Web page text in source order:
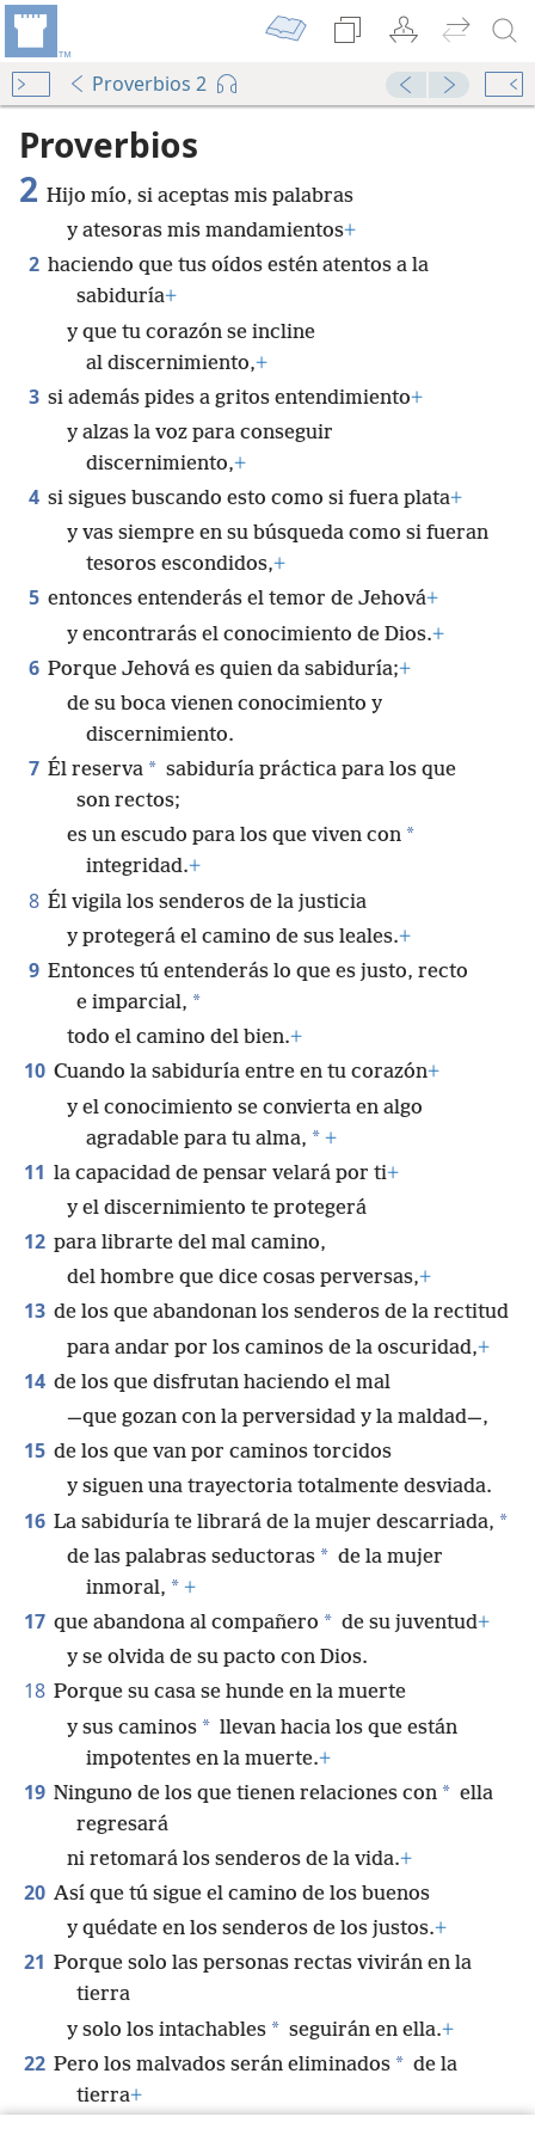
Proverbios 2
Proverbios
2 Hijo mío, si aceptas mis palabras
y atesoras mis mandamientos+
2 haciendo que tus oídos estén atentos a la
sabiduría+
y que tu corazón se incline
al discernimiento,+
3 si además pides a gritos entendimiento+
y alzas la voz para conseguir
discernimiento,+
4 si sigues buscando esto como si fuera plata+
y vas siempre en su búsqueda como si fueran
tesoros escondidos,+
5 entonces entenderás el temor de Jehová+
y encontrarás el conocimiento de Dios.+
6 Porque Jehová es quien da sabiduría;+
de su boca vienen conocimiento y
discernimiento.
7 Él reserva * sabiduría práctica para los que
son rectos;
es un escudo para los que viven con *
integridad.+
8 Él vigila los senderos de la justicia
y protegerá el camino de sus leales.+
9 Entonces tú entenderás lo que es justo, recto
e imparcial, *
todo el camino del bien.+
10 Cuando la sabiduría entre en tu corazón+
y el conocimiento se convierta en algo
agradable para tu alma, * +
11 la capacidad de pensar velará por ti+
y el discernimiento te protegerá
12 para librarte del mal camino,
del hombre que dice cosas perversas,+
13 de los que abandonan los senderos de la rectitud
para andar por los caminos de la oscuridad,+
14 de los que disfrutan haciendo el mal
—que gozan con la perversidad y la maldad—,
15 de los que van por caminos torcidos
y siguen una trayectoria totalmente desviada.
16 La sabiduría te librará de la mujer descarriada, *
de las palabras seductoras * de la mujer
inmoral, * +
17 que abandona al compañero * de su juventud+
y se olvida de su pacto con Dios.
18 Porque su casa se hunde en la muerte
y sus caminos * llevan hacia los que están
impotentes en la muerte.+
19 Ninguno de los que tienen relaciones con * ella
regresará
ni retomará los senderos de la vida.+
20 Así que tú sigue el camino de los buenos
y quédate en los senderos de los justos.+
21 Porque solo las personas rectas vivirán en la
tierra
y solo los intachables * seguirán en ella.+
22 Pero los malvados serán eliminados * de la
tierra+